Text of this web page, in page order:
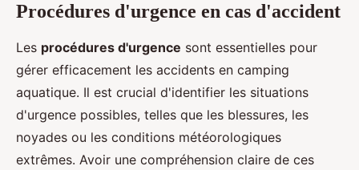
Procédures d'urgence en cas d'accident
Les procédures d'urgence sont essentielles pour
gérer efficacement les accidents en camping
aquatique. Il est crucial d'identifier les situations
d'urgence possibles, telles que les blessures, les
noyades ou les conditions météorologiques
extrêmes. Avoir une compréhension claire de ces